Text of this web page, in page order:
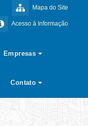
Mapa do Site
Acesso à Informação
Empresas
Contato